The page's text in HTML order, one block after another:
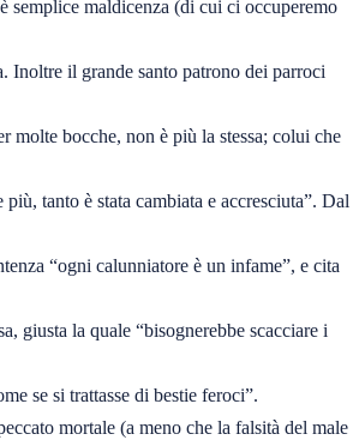
semplice maldicenza (di cui ci occuperemo
Inoltre il grande santo patrono dei parroci
molte bocche, non è più la stessa; colui che
tanto è stata cambiata e accresciuta”. Dal
“ogni calunniatore è un infame”, e cita
giusta la quale “bisognerebbe scacciare i
se si trattasse di bestie feroci”.
mortale (a meno che la falsità del male